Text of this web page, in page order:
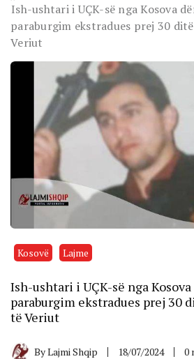
Ish-ushtari i UÇK-së nga Kosova
paraburgim ekstradues prej 30
Veriut
Kosovë Lajme
Ish-ushtari i UÇK-së nga
paraburgim ekstradues prej 30
të Veriut
ByLajmi Shqip 18/07/2024 0